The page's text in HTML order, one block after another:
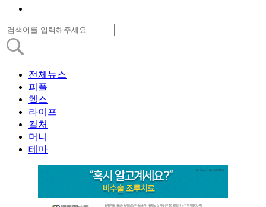
전체뉴스
피플
헬스
라이프
컬처
머니
테마